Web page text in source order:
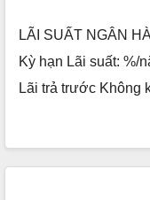
LÃI SUẤT NGÂN
Kỳ hạn Lãi suất: %/
Lãi trả trước Không